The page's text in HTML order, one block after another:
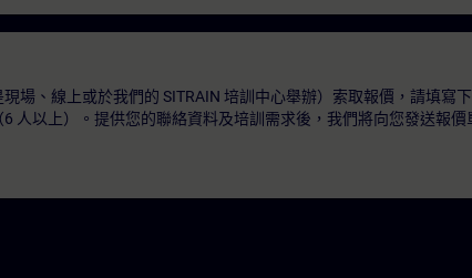
場、線上或於我們的 SITRAIN 培訓中心舉辦）索取報價，請填寫
人以上）。提供您的聯絡資料及培訓需求後，我們將向您發送報價